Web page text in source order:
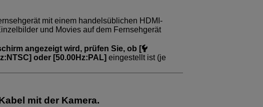
mit einem handelsüblichen HDMI-
und Movies auf dem Fernsehgerät
angezeigt wird, prüfen Sie, ob [
] oder [50.00Hz:PAL] eingestellt ist (je
mit der Kamera.